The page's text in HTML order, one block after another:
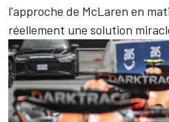
l'approche de McLaren en
réellement une solution